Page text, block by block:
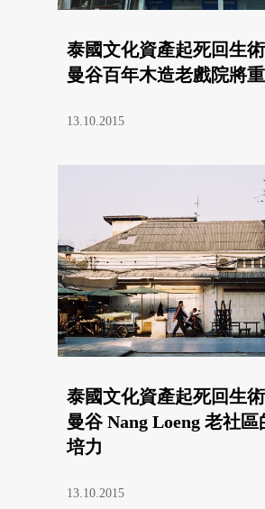
泰國文化資產起死回生術
曼谷百年木造老戲院將
13.10.2015
泰國文化資產起死回生術
曼谷 Nang Loeng 老社
培力
13.10.2015